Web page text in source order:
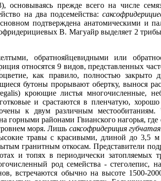
прежде всего на числе
на два подсемейства:
подтверждена анатомическими и
В. Магуайр выделяет 2
обратнояйцевидными или
относятся 9 видов, представленных
как правило, полностью
бутоны прорывают обертку, вынося
кроющие листья многочисленные,
и срастаются в пленчатую,
к двум различным
горными районами Гвианского нагорья,
моря. Лишь саксофридериция губчатая
травы с красивыми, длиной до 3,5
гранитным откосам. Представители
и топях в периодически затопляемых
род семейства - стеголепис,
встречаются обычно на высоте 1500-